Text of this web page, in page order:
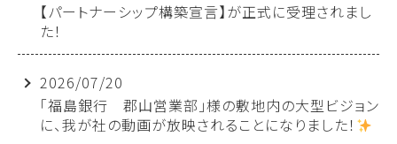
【パートナーシップ構築宣言】が正式に受理されまし
た！
2026/07/20
「福島銀行 郡山営業部」様の敷地内の大型ビジョン
に、我が社の動画が放映されることになりました！